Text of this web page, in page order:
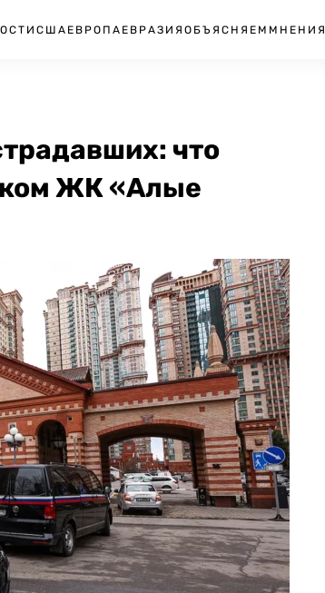
США ЕВРОПА ЕВРАЗИЯ ОБЪЯСНЯЕМ МНЕНИЯ
что
ЖК «Алые